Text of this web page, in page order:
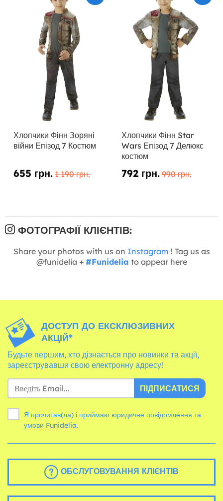
Хлопчики Фінн Зоряні
війни Епізод 7 Костюм
655 грн. 1 190 грн.
Хлопчики Фінн Star
Wars Епізод 7 Делюкс
костюм
792 грн. 990 грн.
ФОТОГРАФІЇ КЛІЄНТІВ:
Share your photos with us on Instagram ! Tag us as
@funidelia + #Funidelia to appear here
ДОСТУП ДО ЕКСКЛЮЗИВНИХ
АКЦІЙ*
Будьте першим, хто дізнається про новинки та акції,
зареєструвавши свою електронну адресу!
ПІДПИСАТИСЯ
Я прочитав(ла) і приймаю юридичне повідомлення та
умови Funidelia.
ОБСЛУГОВУВАННЯ КЛІЄНТІВ